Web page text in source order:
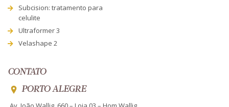
Subcision: tratamento para
celulite
Ultraformer 3
Velashape 2
CONTATO
PORTO ALEGRE